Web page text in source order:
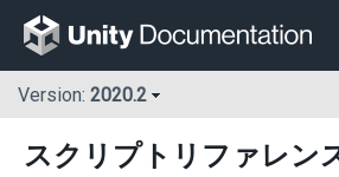
Version: 2020.2
スクリプトリファレン